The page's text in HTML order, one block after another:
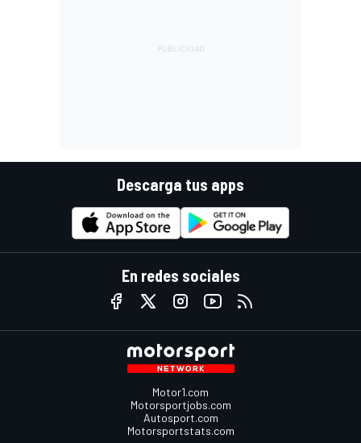
Descarga tus apps
En redes sociales
Motor1.com
Motorsportjobs.com
Autosport.com
Motorsportstats.com